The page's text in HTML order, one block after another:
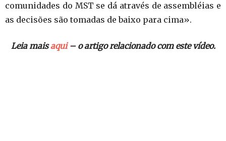
comunidades do MST se dá através de assembléias e
as decisões são tomadas de baixo para cima».
Leia maisaqui– o artigo relacionado com este vídeo.